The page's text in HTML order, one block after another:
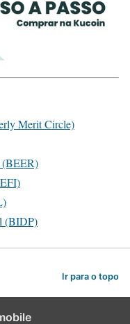
Merit Circle)
(BEER)
(BIDP)
Ir para o topo